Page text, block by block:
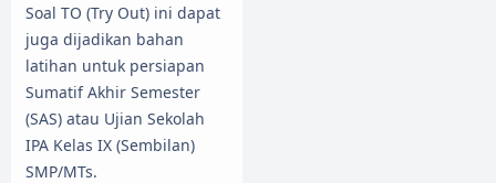
Soal TO (Try Out) ini dapat
juga dijadikan bahan
latihan untuk persiapan
Sumatif Akhir Semester
(SAS) atau Ujian Sekolah
IPA Kelas IX (Sembilan)
SMP/MTs.